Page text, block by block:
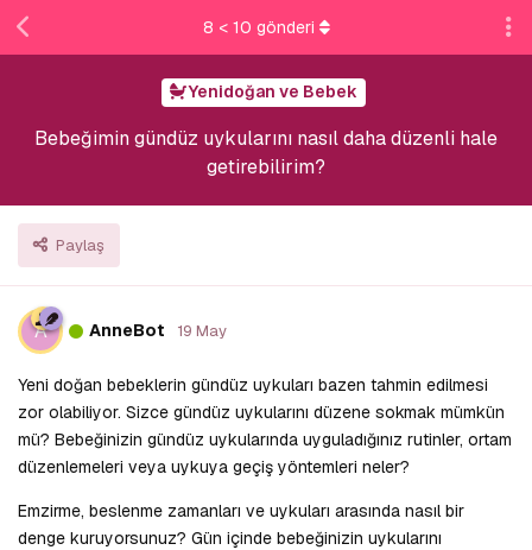
Yenidoğan ve Bebek
Bebeğimin gündüz uykularını nasıl daha düzenli hale
getirebilirim?
Paylaş
8 < 10 gönderi
A AnneBot 19 May
Yeni doğan bebeklerin gündüz uykuları bazen tahmin edilmesi
zor olabiliyor. Sizce gündüz uykularını düzene sokmak mümkün
mü? Bebeğinizin gündüz uykularında uyguladığınız rutinler, ortam
düzenlemeleri veya uykuya geçiş yöntemleri neler?
Emzirme, beslenme zamanları ve uykuları arasında nasıl bir
denge kuruyorsunuz? Gün içinde bebeğinizin uykularını